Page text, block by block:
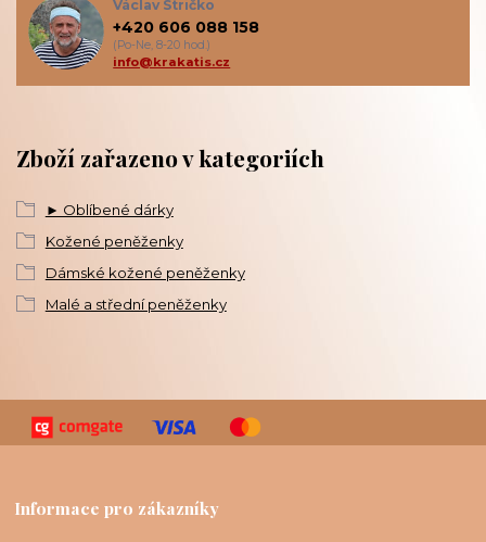
Zboží zařazeno v kategoriích
► Oblíbené dárky
Kožené peněženky
Dámské kožené peněženky
Malé a střední peněženky
Václav Stričko
+420 606 088 158
(Po-Ne, 8-20 hod.)
info@krakatis.cz
Informace pro zákazníky